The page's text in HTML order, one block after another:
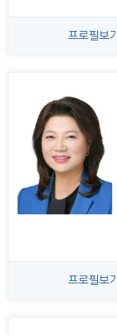
프로필보기
프로필보기